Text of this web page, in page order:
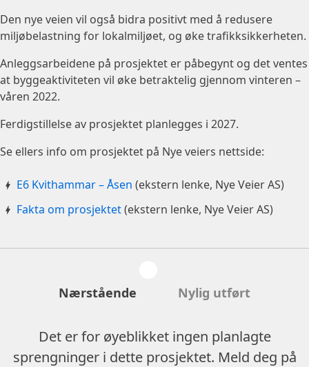
Den nye veien vil også bidra positivt med å redusere
miljøbelastning for lokalmiljøet, og øke trafikksikkerheten.
Anleggsarbeidene på prosjektet er påbegynt og det ventes
at byggeaktiviteten vil øke betraktelig gjennom vinteren –
våren 2022.
Ferdigstillelse av prosjektet planlegges i 2027.
Se ellers info om prosjektet på Nye veiers nettside:
E6 Kvithammar – Åsen (ekstern lenke, Nye Veier AS)
Fakta om prosjektet(ekstern lenke, Nye Veier AS)
Nærstående Nylig utført
Det er for øyeblikket ingen planlagte
sprengninger i dette prosjektet. Meld deg på